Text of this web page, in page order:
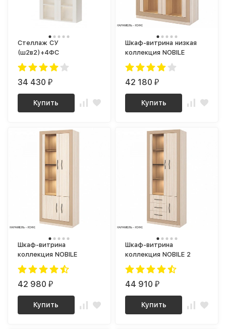
Стеллаж СУ
(ш2в2)+4ФС
34 430₽
Купить
Шкаф-витрина низкая
коллекция NOBILE
42 180₽
Купить
Шкаф-витрина
коллекция NOBILE
42 980₽
Купить
Шкаф-витрина
коллекция NOBILE 2
44 910₽
Купить